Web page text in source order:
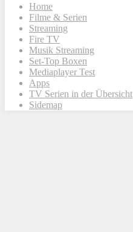
Home
Filme & Serien
Streaming
Fire TV
Musik Streaming
Set-Top Boxen
Mediaplayer Test
Apps
TV Serien in der Übersicht
Sidemap